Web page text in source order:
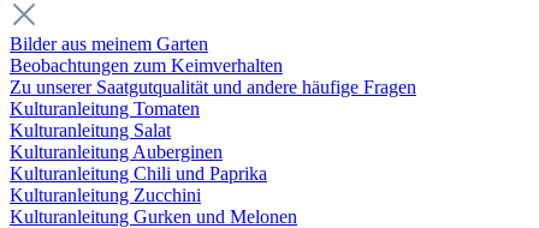
Bilder aus meinem Garten
Beobachtungen zum Keimverhalten
Zu unserer Saatgutqualität und andere häufige Fragen
Kulturanleitung Tomaten
Kulturanleitung Salat
Kulturanleitung Auberginen
Kulturanleitung Chili und Paprika
Kulturanleitung Zucchini
Kulturanleitung Gurken und Melonen